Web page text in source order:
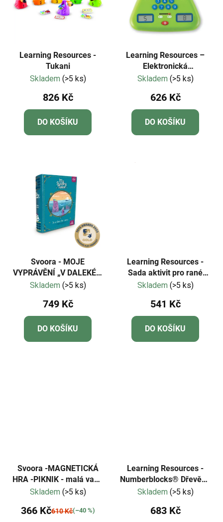
Learning Resources -
Tukani
Skladem (>5 ks)
826 Kč
DO KOŠÍKU
Learning Resources –
Elektronická
matematická karta
Skladem (>5 ks)
626 Kč
DO KOŠÍKU
Svoora - MOJE
VYPRÁVĚNÍ „V DALEKÉM
MOŘI"
Skladem (>5 ks)
749 Kč
DO KOŠÍKU
Learning Resources -
Sada aktivit pro rané
matematické vzdělávání
Dinosaur Time
Skladem (>5 ks)
541 Kč
DO KOŠÍKU
Svoora -MAGNETICKÁ
HRA -PIKNIK - malá vada
tisku
Skladem (>5 ks)
366 Kč610 Kč(–40 %)
Learning Resources -
Numberblocks® Dřevěné
kostky od jedné do pěti
Skladem (>5 ks)
683 Kč